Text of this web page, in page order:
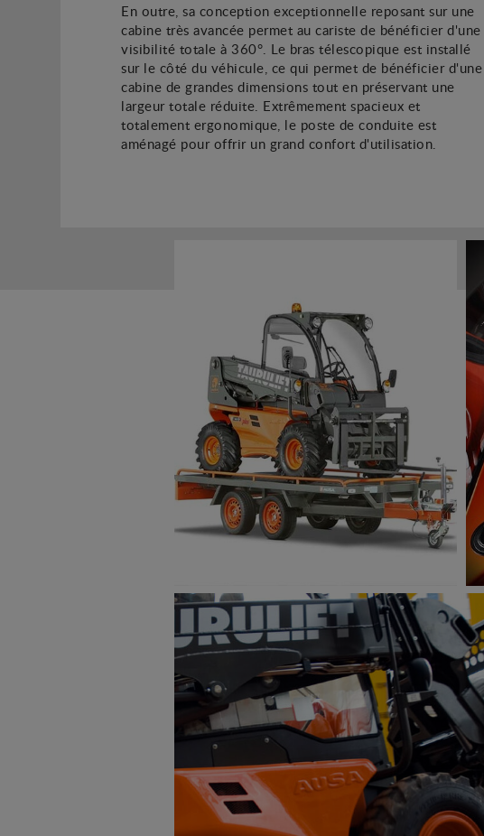
En outre, sa conception exceptionnelle reposant sur une
cabine très avancée permet au cariste de bénéficier d'une
visibilité totale à 360°. Le bras télescopique est installé
sur le côté du véhicule, ce qui permet de bénéficier d'une
cabine de grandes dimensions tout en préservant une
largeur totale réduite. Extrêmement spacieux et
totalement ergonomique, le poste de conduite est
aménagé pour offrir un grand confort d'utilisation.